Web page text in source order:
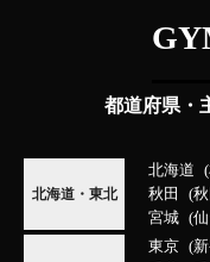
都道府県・
北海道・東北
北海道
秋田
宮城
東京